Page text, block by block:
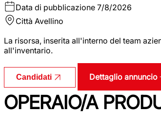
Data di pubblicazione 7/8/2026
Città Avellino
La risorsa, inserita all'interno del team
all'inventario.
Candidati Dettaglio annuncio
OPERAIO/A